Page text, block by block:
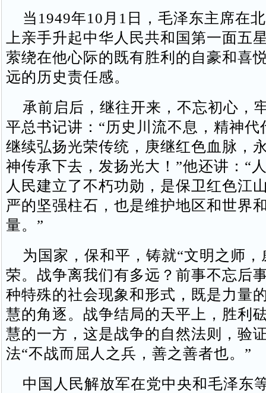
当1949年10月1日，毛泽东主席在
上亲手升起中华人民共和国第一面五
萦绕在他心际的既有胜利的自豪和喜
远的历史责任感。
承前启后，继往开来，不忘初心，
平总书记讲：“历史川流不息，精神代
继续弘扬光荣传统，庚继红色血脉，
神传承下去，发扬光大！”他还讲：“
人民建立了不朽功勋，是保卫红色江
严的坚强柱石，也是维护地区和世界
量。”
为国家，保和平，铸就“文明之师，
荣。战争离我们有多远？前事不忘后
种特殊的社会现象和形式，既是力量
慧的角逐。战争结局的天平上，胜利
慧的一方，这是战争的自然法则，验
法“不战而屈人之兵，善之善者也。”
中国人民解放军在党中央和毛泽东